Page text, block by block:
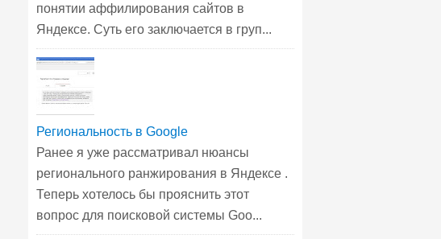
понятии аффилирования сайтов в
Яндексе. Суть его заключается в груп...
Региональность в Google
Ранее я уже рассматривал нюансы
регионального ранжирования в Яндексе .
Теперь хотелось бы прояснить этот
вопрос для поисковой системы Goo...